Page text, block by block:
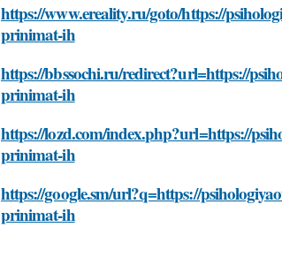
https://www.ereality.ru/goto/https://
prinimat-ih
https://bbssochi.ru/redirect?url=https://
prinimat-ih
https://lozd.com/index.php?url=https://
prinimat-ih
https://google.sm/url?q=https://
prinimat-ih